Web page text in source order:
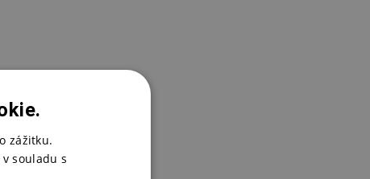
zážitku.
souladu s